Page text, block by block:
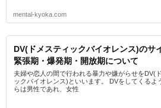
mental-kyoka.com
DV(ドメスティックバイオレンス)のサ
緊張期・爆発期・開放期について
夫婦や恋人の間で行われる暴力や嫌がらせをDV(
ックバイオレンス)といいます。 DVをしてくるよ
らは男性であれ、女性